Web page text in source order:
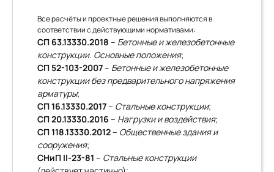
Все расчёты и проектные решения выполняются в
соответствии с действующими нормативами:
СП 63.13330.2018 – Бетонные и железобетонные
конструкции. Основные положения;
СП 52-103-2007– Бетонные и железобетонные
конструкции без предварительного напряжения
арматуры;
СП 16.13330.2017– Стальные конструкции;
СП 20.13330.2016 – Нагрузки и воздействия;
СП 118.13330.2012– Общественные здания и
сооружения;
СНиП II-23-81 – Стальные конструкции